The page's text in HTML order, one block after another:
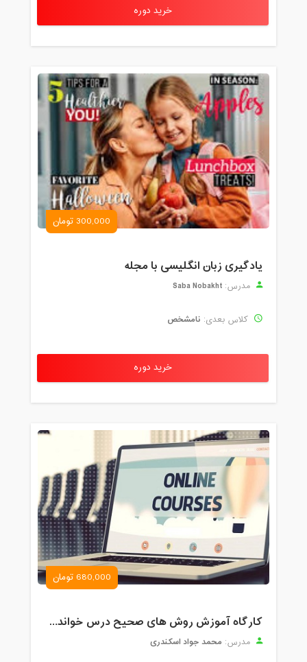
خرید دوره
300,000 تومان
یادگیری زبان انگلیسی با مجله
مدرس: Saba Nobakht
کلاس بعدی: نامشخص
خرید دوره
680,000 تومان
کارگاه آموزش روش های صحیح درس خواندن همراه با یادگیری بدون فراموشی
مدرس: محمد جواد اسکندری